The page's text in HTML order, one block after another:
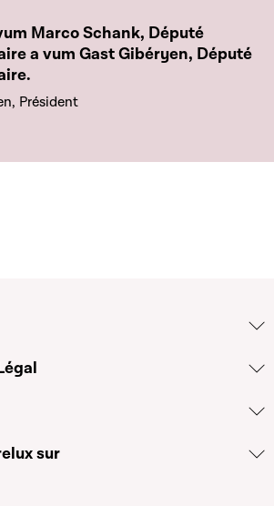
Marco Schank, Député
a vum Gast Gibéryen, Député
Président
sur